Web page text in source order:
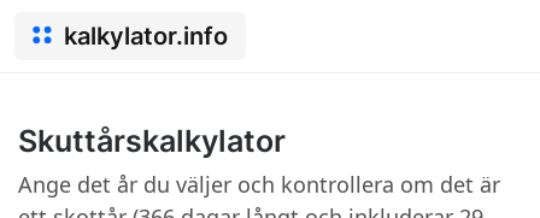
kalkylator.info
Skuttårskalkylator
Ange det år du väljer och kontrollera om det är